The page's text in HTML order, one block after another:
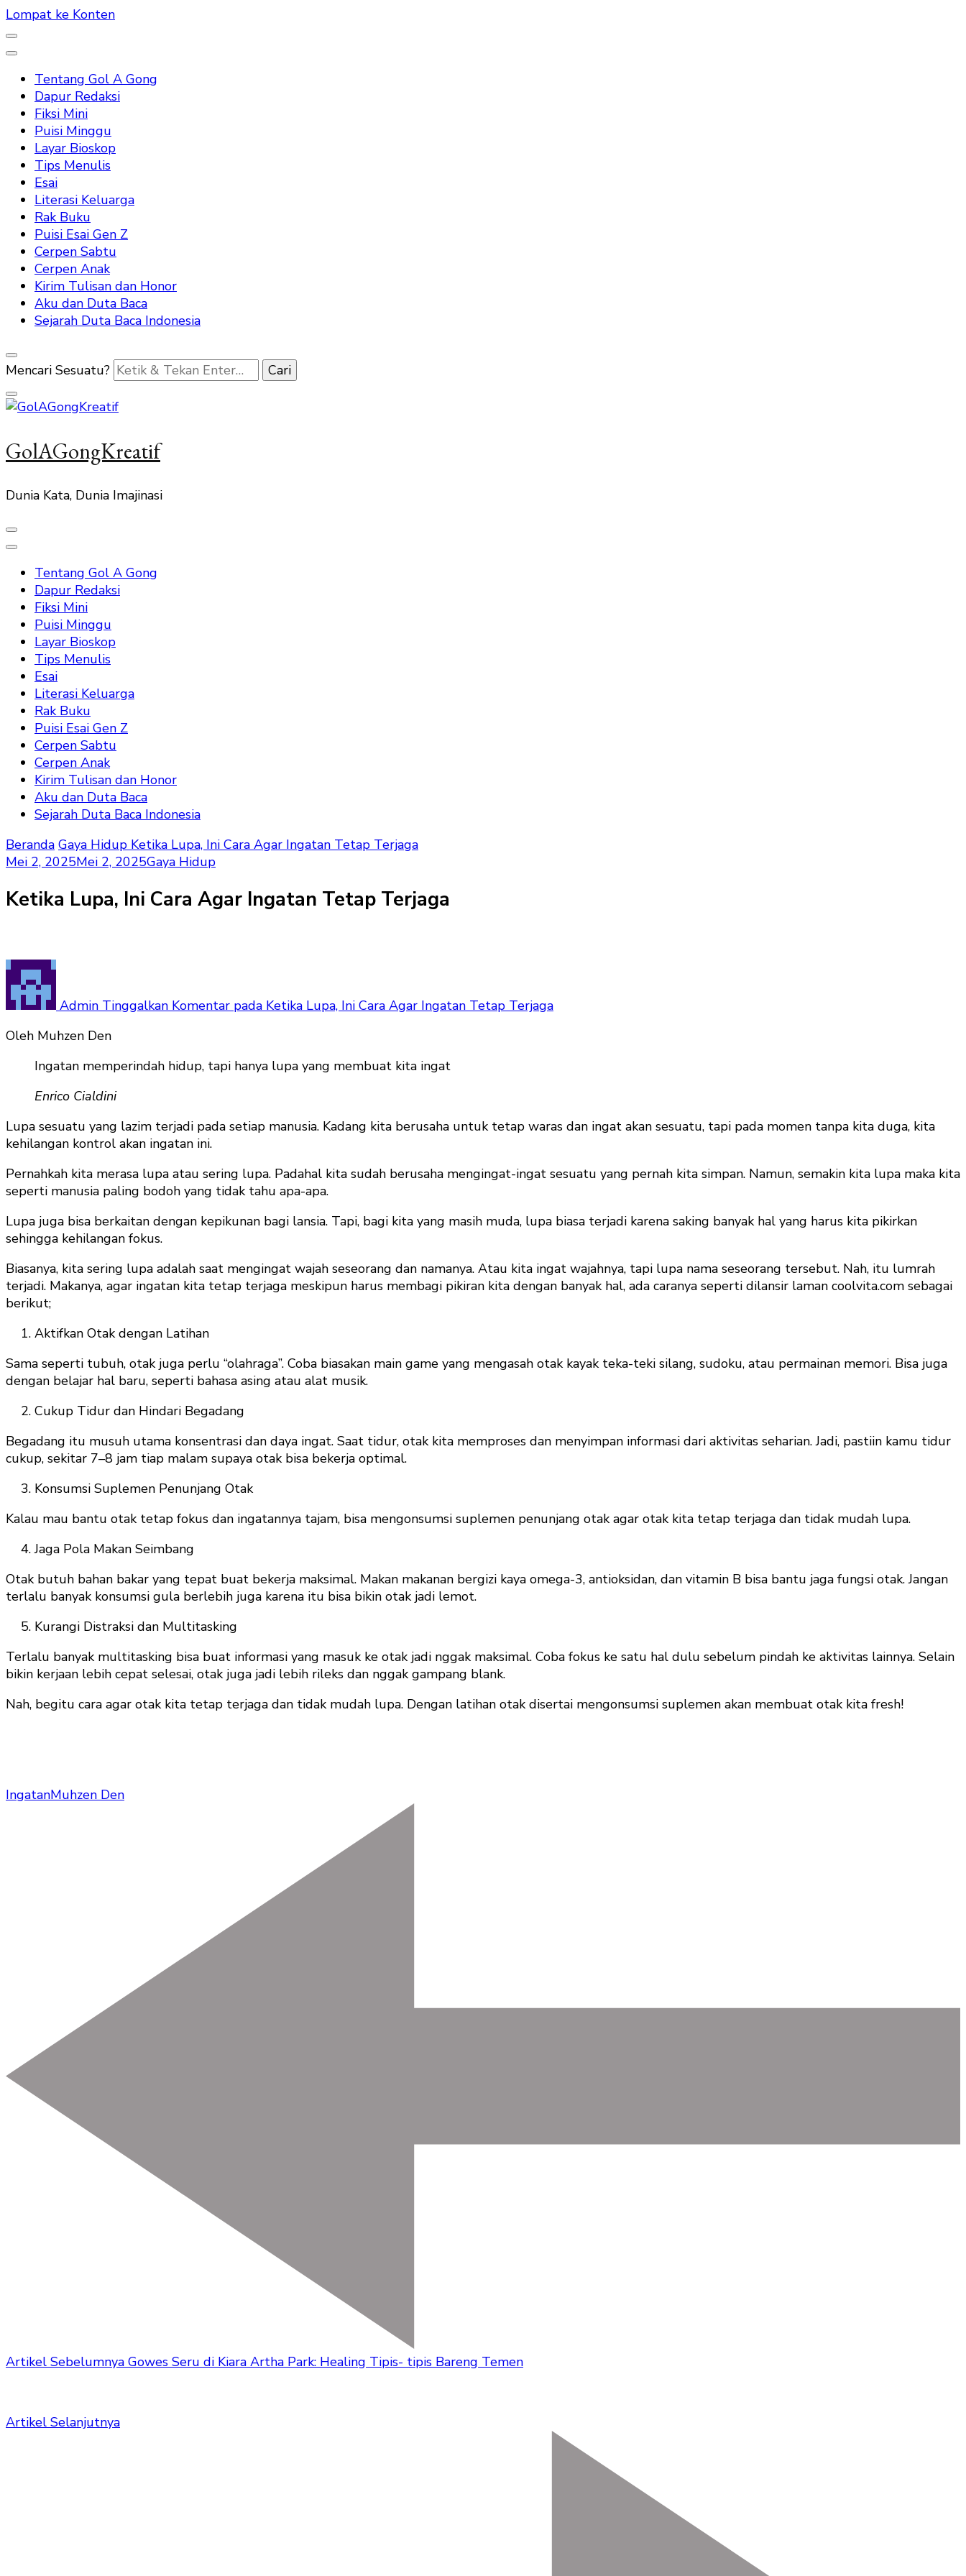
Lompat ke Konten
Tentang Gol A Gong
Dapur Redaksi
Fiksi Mini
Puisi Minggu
Layar Bioskop
Tips Menulis
Esai
Literasi Keluarga
Rak Buku
Puisi Esai Gen Z
Cerpen Sabtu
Cerpen Anak
Kirim Tulisan dan Honor
Aku dan Duta Baca
Sejarah Duta Baca Indonesia
Mencari Sesuatu?
GolAGongKreatif
Dunia Kata, Dunia Imajinasi
Tentang Gol A Gong
Dapur Redaksi
Fiksi Mini
Puisi Minggu
Layar Bioskop
Tips Menulis
Esai
Literasi Keluarga
Rak Buku
Puisi Esai Gen Z
Cerpen Sabtu
Cerpen Anak
Kirim Tulisan dan Honor
Aku dan Duta Baca
Sejarah Duta Baca Indonesia
Beranda Gaya Hidup Ketika Lupa, Ini Cara Agar Ingatan Tetap Terjaga
Mei 2, 2025Mei 2, 2025Gaya Hidup
Ketika Lupa, Ini Cara Agar Ingatan Tetap Terjaga
Admin Tinggalkan Komentar pada Ketika Lupa, Ini Cara Agar Ingatan Tetap Terjaga
Oleh Muhzen Den
Ingatan memperindah hidup, tapi hanya lupa yang membuat kita ingat
Enrico Cialdini
Lupa sesuatu yang lazim terjadi pada setiap manusia. Kadang kita berusaha untuk tetap waras dan ingat akan sesuatu, tapi pada momen tanpa kita duga, kita
kehilangan kontrol akan ingatan ini.
Pernahkah kita merasa lupa atau sering lupa. Padahal kita sudah berusaha mengingat-ingat sesuatu yang pernah kita simpan. Namun, semakin kita lupa maka kita
seperti manusia paling bodoh yang tidak tahu apa-apa.
Lupa juga bisa berkaitan dengan kepikunan bagi lansia. Tapi, bagi kita yang masih muda, lupa biasa terjadi karena saking banyak hal yang harus kita pikirkan
sehingga kehilangan fokus.
Biasanya, kita sering lupa adalah saat mengingat wajah seseorang dan namanya. Atau kita ingat wajahnya, tapi lupa nama seseorang tersebut. Nah, itu lumrah
terjadi. Makanya, agar ingatan kita tetap terjaga meskipun harus membagi pikiran kita dengan banyak hal, ada caranya seperti dilansir laman coolvita.com sebagai
berikut;
Aktifkan Otak dengan Latihan
Sama seperti tubuh, otak juga perlu “olahraga”. Coba biasakan main game yang mengasah otak kayak teka-teki silang, sudoku, atau permainan memori. Bisa juga
dengan belajar hal baru, seperti bahasa asing atau alat musik.
Cukup Tidur dan Hindari Begadang
Begadang itu musuh utama konsentrasi dan daya ingat. Saat tidur, otak kita memproses dan menyimpan informasi dari aktivitas seharian. Jadi, pastiin kamu tidur
cukup, sekitar 7–8 jam tiap malam supaya otak bisa bekerja optimal.
Konsumsi Suplemen Penunjang Otak
Kalau mau bantu otak tetap fokus dan ingatannya tajam, bisa mengonsumsi suplemen penunjang otak agar otak kita tetap terjaga dan tidak mudah lupa.
Jaga Pola Makan Seimbang
Otak butuh bahan bakar yang tepat buat bekerja maksimal. Makan makanan bergizi kaya omega-3, antioksidan, dan vitamin B bisa bantu jaga fungsi otak. Jangan
terlalu banyak konsumsi gula berlebih juga karena itu bisa bikin otak jadi lemot.
Kurangi Distraksi dan Multitasking
Terlalu banyak multitasking bisa buat informasi yang masuk ke otak jadi nggak maksimal. Coba fokus ke satu hal dulu sebelum pindah ke aktivitas lainnya. Selain
bikin kerjaan lebih cepat selesai, otak juga jadi lebih rileks dan nggak gampang blank.
Nah, begitu cara agar otak kita tetap terjaga dan tidak mudah lupa. Dengan latihan otak disertai mengonsumsi suplemen akan membuat otak kita fresh!
IngatanMuhzen Den
Artikel Sebelumnya Gowes Seru di Kiara Artha Park: Healing Tipis- tipis Bareng Temen
Artikel Selanjutnya